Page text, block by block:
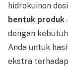
hidrokuinon
bentuk produk
dengan
Anda untuk
ekstra